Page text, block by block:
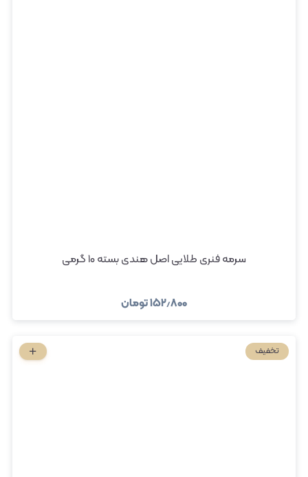
سرمه فنری طلایی اصل هندی بسته ۱۰ گرمی
۱۵۲٫۸۰۰تومان
تخفیف